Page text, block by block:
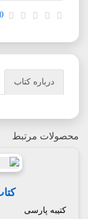
0 نظر
درباره کتاب
محصولات مرتبط
کتیبه پارسی